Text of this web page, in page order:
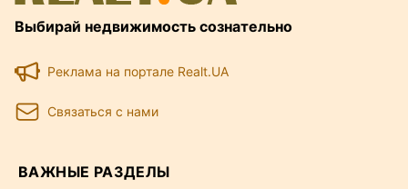
Выбирай недвижимость сознательно
Реклама на портале Realt.UA
Связаться с нами
ВАЖНЫЕ РАЗДЕЛЫ